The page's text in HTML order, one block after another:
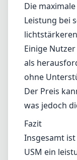
Die
Leistung bei
Einige
als
ohne
Der Preis
was jedoch
Fazit
Insgesamt ist
USM ein